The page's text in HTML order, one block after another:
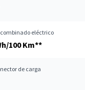
eléctrico
100 Km**
de carga